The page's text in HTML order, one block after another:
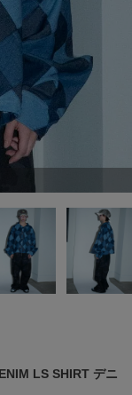
LS SHIRT デニ